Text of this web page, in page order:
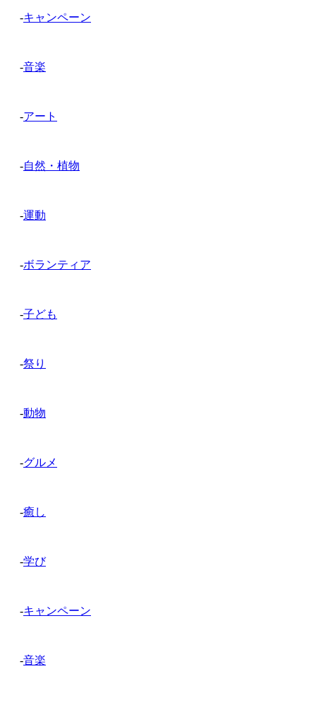
-キャンペーン
-音楽
-アート
-自然・植物
-運動
-ボランティア
-子ども
-祭り
-動物
-グルメ
-癒し
-学び
-キャンペーン
-音楽